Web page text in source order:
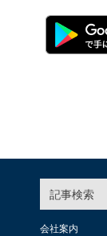
記事検索
会社案内